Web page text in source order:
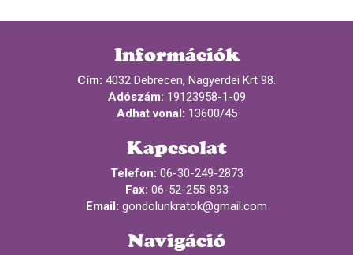
Információk
Cím: 4032 Debrecen, Nagyerdei Krt 98.
Adószám: 19123958-1-09
Adhat vonal: 13600/45
Kapcsolat
Telefon: 06-30-249-2873
Fax: 06-52-255-893
Email: gondolunkratok@gmail.com
Navigáció